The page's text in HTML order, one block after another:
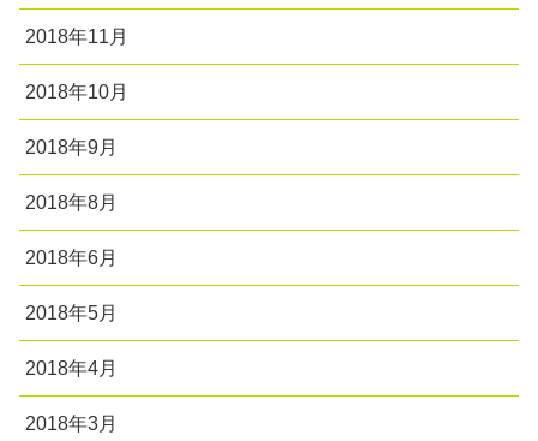
2018年11月
2018年10月
2018年9月
2018年8月
2018年6月
2018年5月
2018年4月
2018年3月